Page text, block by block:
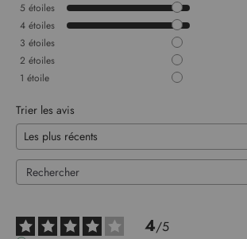
5 étoiles
4 étoiles
3 étoiles
2 étoiles
1 étoile
Trier les avis
4/5